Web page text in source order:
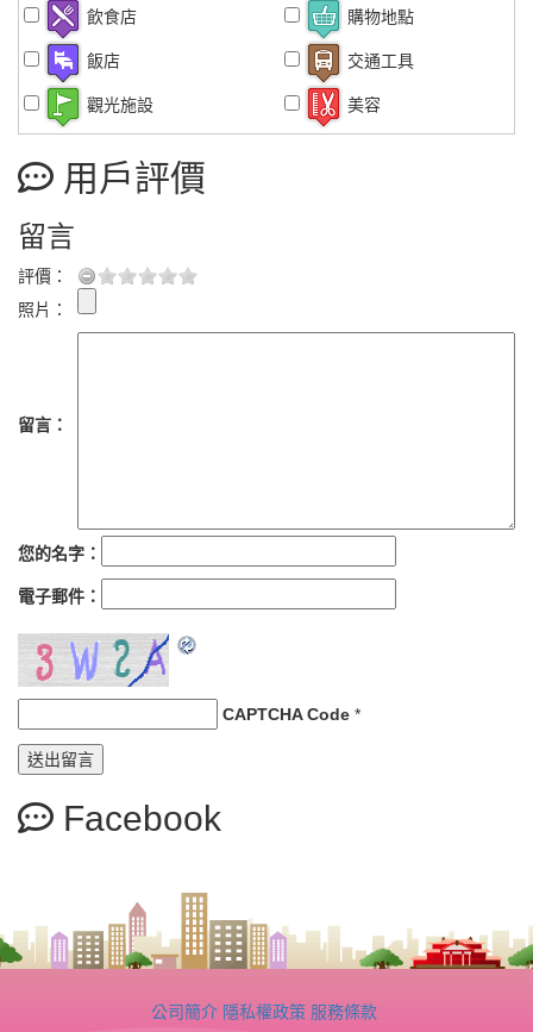
飲食店 購物地點
飯店 交通工具
觀光施設 美容
用戶評價
留言
評價：
照片：
留言：
您的名字：
電子郵件：
CAPTCHA Code *
Facebook
公司簡介 隱私權政策 服務條款